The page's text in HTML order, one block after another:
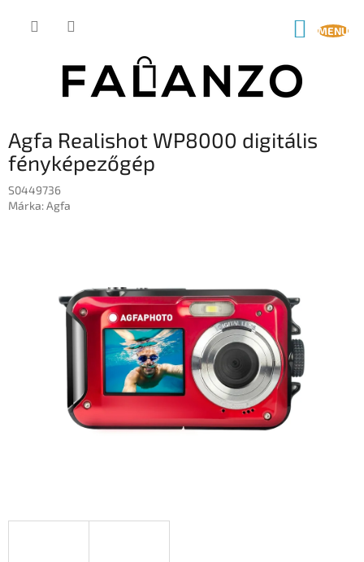
KOSÁR
Agfa Realishot WP8000 digitális
fényképezőgép
S0449736
Márka:Agfa